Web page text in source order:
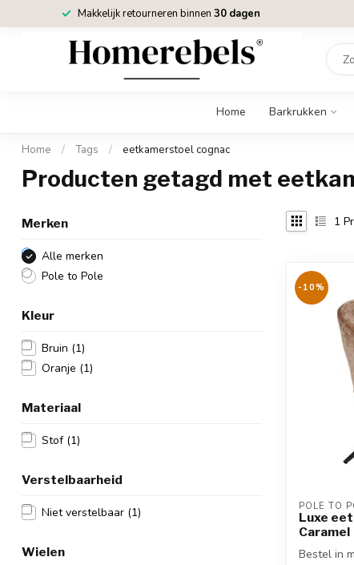
Makkelijk retourneren binnen 30 dagen
Home Barkrukken
Home / Tags / eetkamerstoel cognac
Producten getagd met
Merken
Alle merken
Pole to Pole
Kleur
Bruin (1)
Oranje (1)
Materiaal
Stof (1)
Verstelbaarheid
Niet verstelbaar (1)
Wielen
1
-10%
POLE TO
Luxe
Caramel
Bestel in